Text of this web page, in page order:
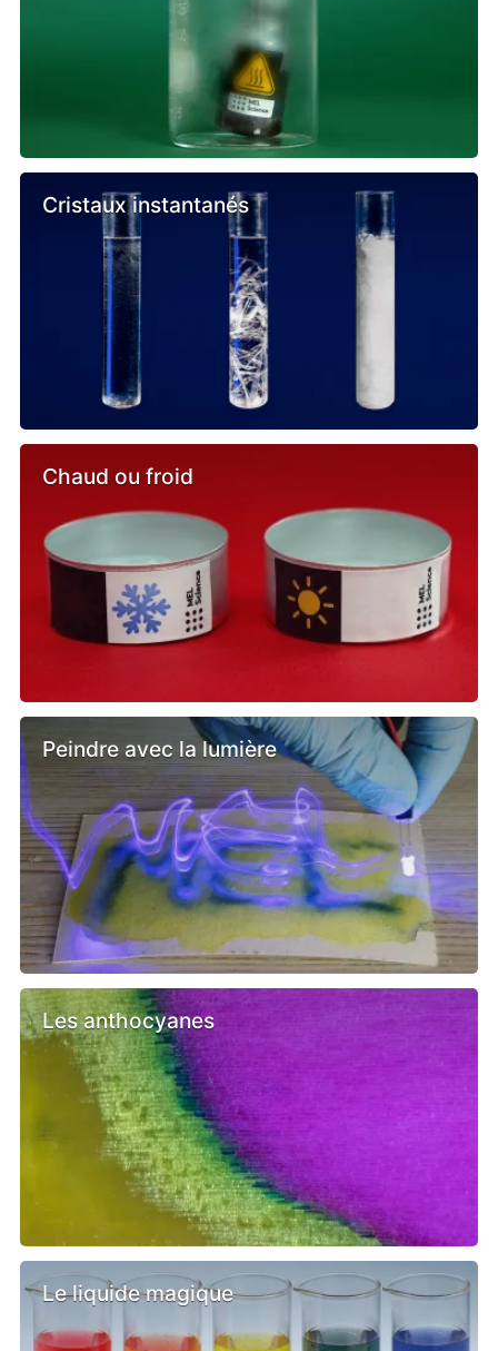
Cristaux instantanés
Chaud ou froid
Peindre avec la lumière
Les anthocyanes
Le liquide magique